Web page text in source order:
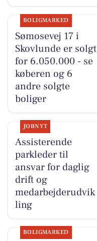
BOLIGMARKED
Sømosevej 17 i
Skovlunde er solgt
for 6.050.000 - se
køberen og 6
andre solgte
boliger
JOBNYT
Assisterende
parkleder til
ansvar for daglig
drift og
medarbejderudvik
ling
BOLIGMARKED